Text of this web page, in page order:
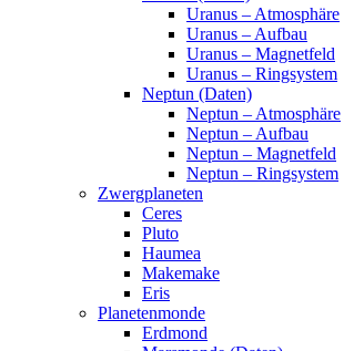
Uranus – Atmosphäre
Uranus – Aufbau
Uranus – Magnetfeld
Uranus – Ringsystem
Neptun (Daten)
Neptun – Atmosphäre
Neptun – Aufbau
Neptun – Magnetfeld
Neptun – Ringsystem
Zwergplaneten
Ceres
Pluto
Haumea
Makemake
Eris
Planetenmonde
Erdmond